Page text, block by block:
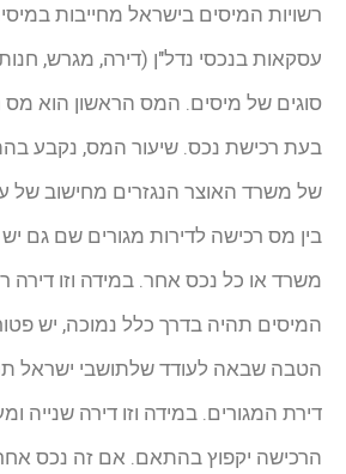
רשויות המיסים בישראל מחייבות במיסים
עסקאות בנכסי נדל"ן (דירה, מגרש, חנות
סוגים של מיסים. המס הראשון הוא מס
בעת רכישת נכס. שיעור המס, נקבע
של משרד האוצר הנגזרים מחישוב של
בין מס רכישה לדירות מגורים שם גם יש
משרד או כל נכס אחר. במידה וזו דירה
הטבה שבאה לעודד שלתושבי ישראל
דירת המגורים. במידה וזו דירה שנייה
הרכישה יקפוץ בהתאם. אם זה נכס אחר